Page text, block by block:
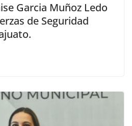
Garcia Muñoz Ledo
de Seguridad